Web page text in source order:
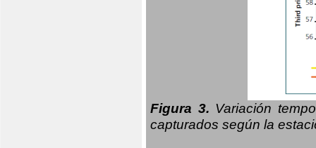
Figura 3. Variación
capturados según la